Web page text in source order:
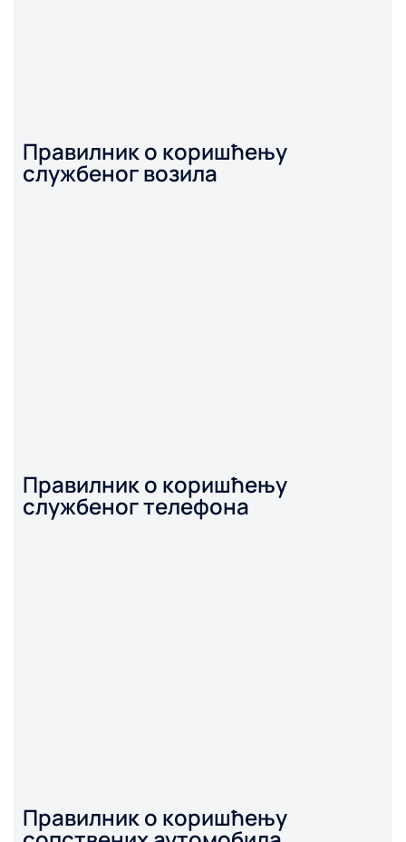
Правилник о коришћењу
службеног возила
Правилник о коришћењу
службеног телефона
Правилник о коришћењу